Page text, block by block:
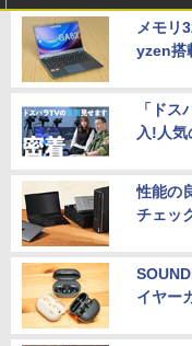
メモリ
yzen搭
「ド
入!人気
性能の
チェッ
イヤー